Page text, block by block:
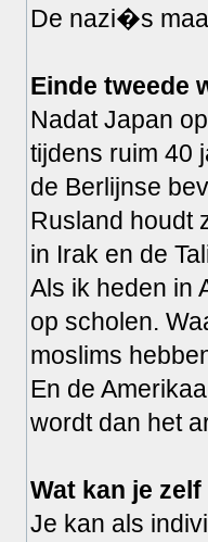
De nazi�s
Einde tweede
Nadat Japan
tijdens ruim 40
de Berlijnse
Rusland houdt
in Irak en de
Als ik heden in
op scholen.
moslims
En de
wordt dan het
Wat kan je
Je kan als